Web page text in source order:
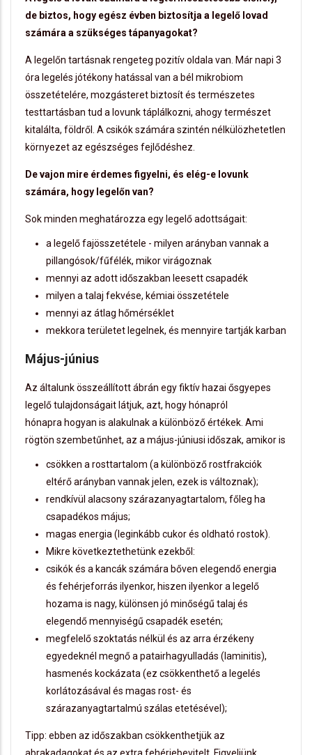
de biztos, hogy egész évben biztosítja a legelő lovad
számára a szükséges tápanyagokat?
A legelőn tartásnak rengeteg pozitív oldala van. Már napi 3
óra legelés jótékony hatással van a bél mikrobiom
összetételére, mozgásteret biztosít és természetes
testtartásban tud a lovunk táplálkozni, ahogy természet
kitalálta, földről. A csikók számára szintén nélkülözhetetlen
környezet az egészséges fejlődéshez.
De vajon mire érdemes figyelni, és elég-e lovunk
számára, hogy legelőn van?
Sok minden meghatározza egy legelő adottságait:
a legelő fajösszetétele - milyen arányban vannak a
pillangósok/fűfélék, mikor virágoznak
mennyi az adott időszakban leesett csapadék
milyen a talaj fekvése, kémiai összetétele
mennyi az átlag hőmérséklet
mekkora területet legelnek, és mennyire tartják karban
Május-június
Az általunk összeállított ábrán egy fiktív hazai ősgyepes
legelő tulajdonságait látjuk, azt, hogy hónapról
hónapra hogyan is alakulnak a különböző értékek. Ami
rögtön szembetűnhet, az a május-júniusi időszak, amikor is
csökken a rosttartalom (a különböző rostfrakciók
eltérő arányban vannak jelen, ezek is változnak);
rendkívül alacsony szárazanyagtartalom, főleg ha
csapadékos május;
magas energia (leginkább cukor és oldható rostok).
Mikre következtethetünk ezekből:
csikók és a kancák számára bőven elegendő energia
és fehérjeforrás ilyenkor, hiszen ilyenkor a legelő
hozama is nagy, különsen jó minőségű talaj és
elegendő mennyiségű csapadék esetén;
megfelelő szoktatás nélkül és az arra érzékeny
egyedeknél megnő a patairhagyulladás (laminitis),
hasmenés kockázata (ez csökkenthető a legelés
korlátozásával és magas rost- és
szárazanyagtartalmú szálas etetésével);
Tipp: ebben az időszakban csökkenthetjük az